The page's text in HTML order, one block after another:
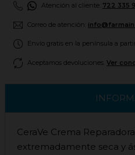
Atención al cliente: 722 335
Correo de atención:
Envío gratis en la península a
Aceptamos devoluciones. Ver
CeraVe Crema
extremadamente seca y